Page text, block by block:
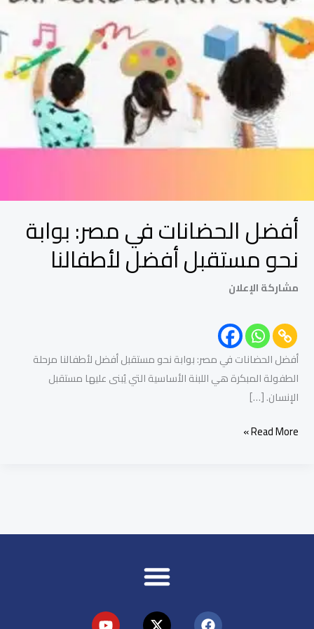
أفضل الحضانات في مصر: بوابة
نحو مستقبل أفضل لأطفالنا
مشاركة الإعلان
أفضل الحضانات في مصر: بوابة نحو مستقبل أفضل لأطفالنا مرحلة
الطفولة المبكرة هي اللبنة الأساسية التي يُبنى عليها مستقبل
الإنسان. […]
مستقبل
أفضل
لأطفالنا
Read More »
F
X
Y